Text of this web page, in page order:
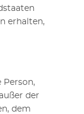
erhalten,
der
dem